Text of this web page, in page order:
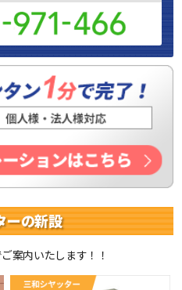
ーの新設
案内いたします！！